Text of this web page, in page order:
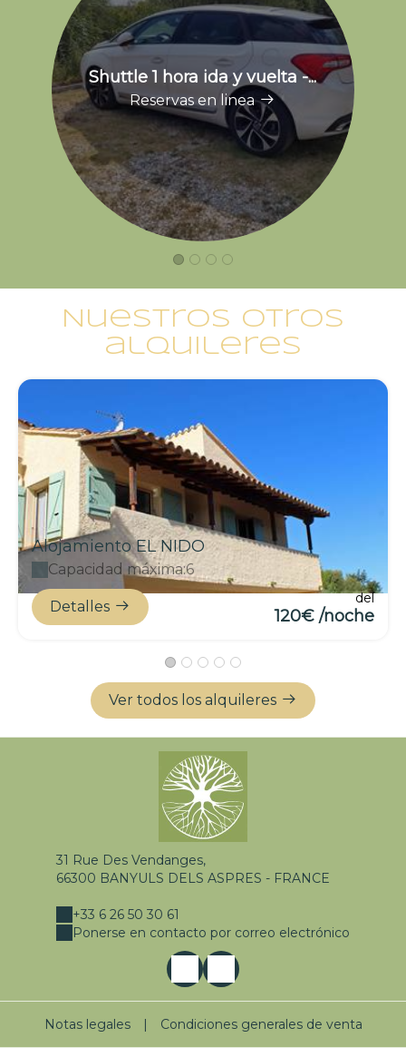
Shuttle 1 hora ida y vuelta -...
Reservas en linea
Nuestros otros
alquileres
Alojamiento EL NIDO
Capacidad máxima:6
Detalles
del
120€ /noche
Ver todos los alquileres
31 Rue Des Vendanges,
66300 BANYULS DELS ASPRES - FRANCE
+33 6 26 50 30 61
Ponerse en contacto por correo electrónico
Notas legales | Condiciones generales de venta